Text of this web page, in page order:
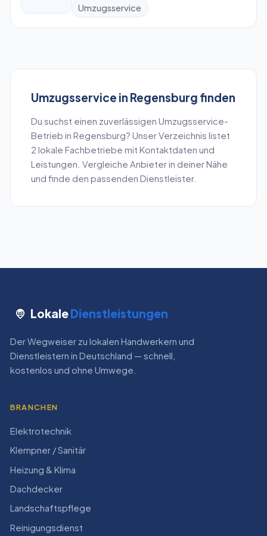
Umzugsservice
Umzugsservice in Regensburg finden
Du suchst einen zuverlässigen Umzugsservice-
Betrieb in Regensburg? Unser Verzeichnis listet
2 lokale Fachbetriebe mit Kontaktdaten und
Leistungen. Vergleiche Anbieter in deiner Nähe
und finde den passenden Dienstleister.
LokaleDienstleistungen
Der Wegweiser zu lokalen Handwerkern und
Dienstleistern in Deutschland — schnell,
kostenlos und ohne Umwege.
BRANCHEN
Elektrotechnik
Klempner / Sanitär
Heizung & Klima
Dachdecker
Landschaftspflege
Reinigungsdienst